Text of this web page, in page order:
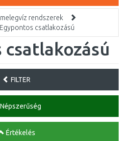
rendszerek
Egypontos csatlakozású
FILTER
Népszerűség
Értékelés